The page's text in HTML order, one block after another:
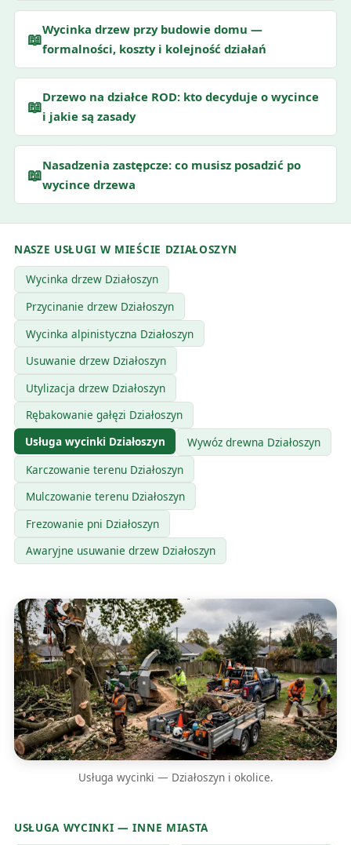
📖Wycinka drzew przy budowie domu —
formalności, koszty i kolejność działań
📖Drzewo na działce ROD: kto decyduje o wycince
i jakie są zasady
📖Nasadzenia zastępcze: co musisz posadzić po
wycince drzewa
NASZE USŁUGI W MIEŚCIE DZIAŁOSZYN
Wycinka drzew Działoszyn
Przycinanie drzew Działoszyn
Wycinka alpinistyczna Działoszyn
Usuwanie drzew Działoszyn
Utylizacja drzew Działoszyn
Rębakowanie gałęzi Działoszyn
Usługa wycinki Działoszyn
Wywóz drewna Działoszyn
Karczowanie terenu Działoszyn
Mulczowanie terenu Działoszyn
Frezowanie pni Działoszyn
Awaryjne usuwanie drzew Działoszyn
Usługa wycinki — Działoszyn i okolice.
USŁUGA WYCINKI — INNE MIASTA